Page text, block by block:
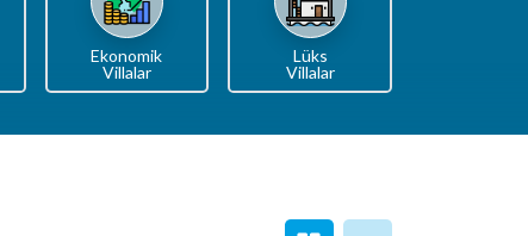
Ekonomik
Villalar
Lüks
Villalar